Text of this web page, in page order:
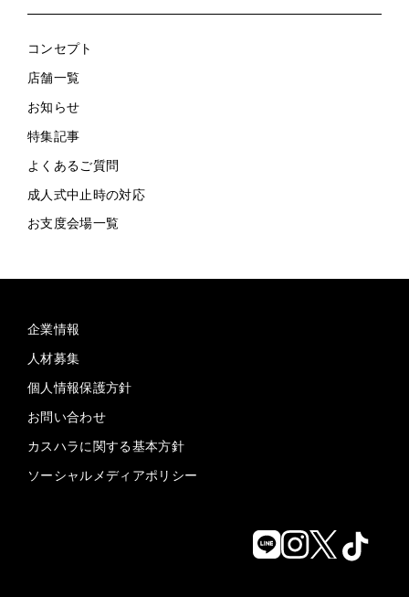
コンセプト
店舗一覧
お知らせ
特集記事
よくあるご質問
成人式中止時の対応
お支度会場一覧
企業情報
人材募集
個人情報保護方針
お問い合わせ
カスハラに関する基本方針
ソーシャルメディアポリシー